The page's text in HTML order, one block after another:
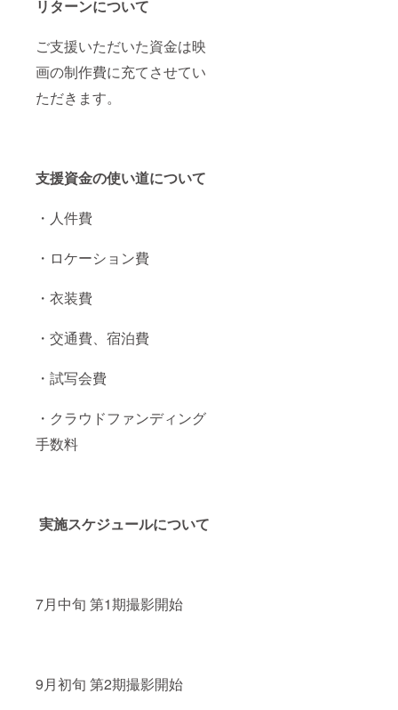
リターンについて
ご支援いただいた資金は映
画の制作費に充てさせてい
ただきます。
支援資金の使い道について
・人件費
・ロケーション費
・衣装費
・交通費、宿泊費
・試写会費
・クラウドファンディング
手数料
実施スケジュールについて
7月中旬 第1期撮影開始
9月初旬 第2期撮影開始